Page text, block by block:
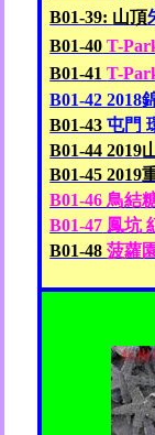
B01-39: 山頂
B01-40 T-
B01-41T-
B01-42 2018
B01-43屯門
B01-44 2019
B01-45 2019
B01-46鳥結
B01-47 鳳坑
B01-48菠蘿